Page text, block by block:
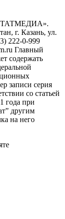
«ТАТМЕДИА».
г. Казань, ул.
222-0-999
Главный
содержать
записи серия
со статьей
года при
другим
на него